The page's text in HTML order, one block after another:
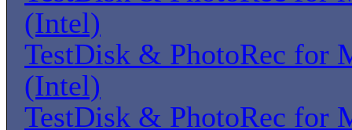
(Intel)
TestDisk & PhotoRec for
(Intel)
TestDisk & PhotoRec for